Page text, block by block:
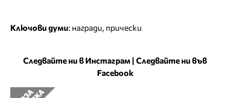
Ключови думи: награди прически
Следвайте ни в Инстаграм | Следвайте ни във
Facebook